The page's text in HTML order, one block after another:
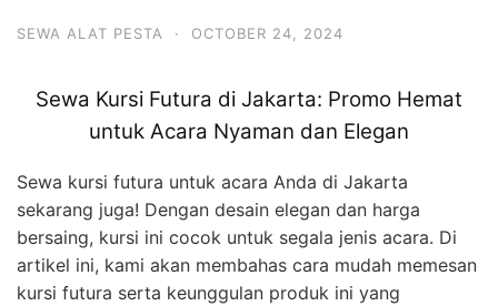
SEWA ALAT PESTA · OCTOBER 24, 2024
Sewa Kursi Futura di Jakarta: Promo Hemat
untuk Acara Nyaman dan Elegan
Sewa kursi futura untuk acara Anda di Jakarta
sekarang juga! Dengan desain elegan dan harga
bersaing, kursi ini cocok untuk segala jenis acara. Di
artikel ini, kami akan membahas cara mudah memesan
kursi futura serta keunggulan produk ini yang